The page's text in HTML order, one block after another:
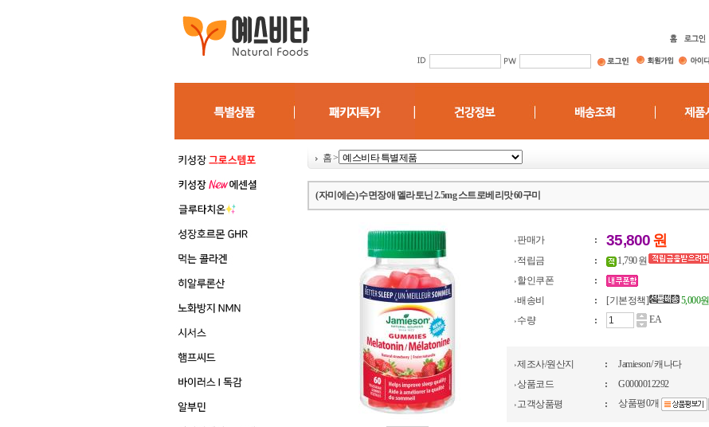
홈>
(자미에슨) 수면장애 멜라토닌 2.5mg 스트로베리맛 60구미
판매가 : 35,800원
적립금 :
1,790 원
할인쿠폰
:
배송비
: [기본정책] 5,000원
수량
: EA
제조사/원산지 :
Jamieson / 캐나다
상품코드
:
G0000012292
고객상품평
: 상품평0개